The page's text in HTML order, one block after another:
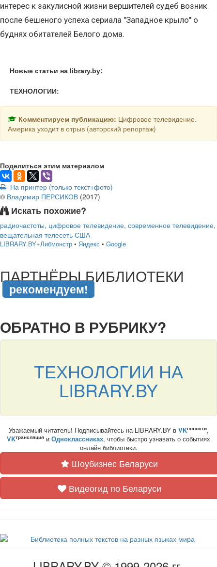
интерес к закулисной жизни вершителей судеб возник
после бешеного успеха сериала "Западное крыло" о
буднях обитателей Белого дома.
Новые статьи на library.by:
ТЕХНОЛОГИИ:
Комментируем публикацию: Цифровое телевидение.
Америка уходит в отрыв (авторский репортаж)
Поделиться этим материалом
На принтер (только текст+фото)
© Владимир ПЕРСИКОВ (2017)
Искать похожие?
радиочастоты, цифровое телевидение, современное телевидение,
вещательная телесеть США
LIBRARY.BY+Либмонстр • Яндекс • Google
ПАРТНЁРЫ БИБЛИОТЕКИ
рекомендуем!
ОБРАТНО В РУБРИКУ?
ТЕХНОЛОГИИ НА
LIBRARY.BY
Уважаемый читатель! Подписывайтесь на LIBRARY.BY в VKновости,
VKтрансляция и Одноклассниках, чтобы быстро узнавать о событиях
онлайн библиотеки.
Шоубизнес Беларуси
Видеогид по Беларуси